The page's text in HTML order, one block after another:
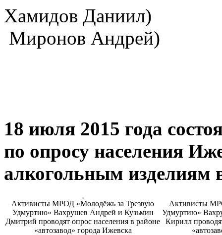
Миронов Андрей)
18 июля 2015 года
по опросу населения
алкогольным изделиям
Активисты МРОД «Молодёжь за Трезвую
Удмуртию» Вахрушев Андрей и Кузьмин
Дмитрий проводят опрос населения в районе
«автозавод» города Ижевска
Активисты
Удмуртию»
Кирилл